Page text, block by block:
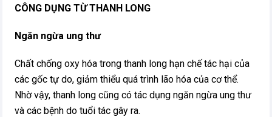
CÔNG DỤNG TỪ THANH LONG
Ngăn ngừa ung thư
Chất chống oxy hóa trong thanh long hạn chế tác hại của
các gốc tự do, giảm thiểu quá trình lão hóa của cơ thể.
Nhờ vậy, thanh long cũng có tác dụng ngăn ngừa ung thư
và các bệnh do tuổi tác gây ra.